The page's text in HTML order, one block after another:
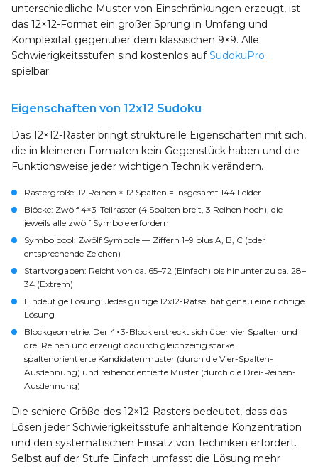
unterschiedliche Muster von Einschränkungen erzeugt, ist
das 12×12-Format ein großer Sprung in Umfang und
Komplexität gegenüber dem klassischen 9×9. Alle
Schwierigkeitsstufen sind kostenlos aufSudokuPro
spielbar.
Eigenschaften von 12x12 Sudoku
Das 12×12-Raster bringt strukturelle Eigenschaften mit sich,
die in kleineren Formaten kein Gegenstück haben und die
Funktionsweise jeder wichtigen Technik verändern.
Rastergröße: 12 Reihen × 12 Spalten = insgesamt 144 Felder
Blöcke: Zwölf 4×3-Teilraster (4 Spalten breit, 3 Reihen hoch), die
jeweils alle zwölf Symbole erfordern
Symbolpool: Zwölf Symbole — Ziffern 1–9 plus A, B, C (oder
entsprechende Zeichen)
Startvorgaben: Reicht von ca. 65–72 (Einfach) bis hinunter zu ca. 28–
34 (Extrem)
Eindeutige Lösung: Jedes gültige 12x12-Rätsel hat genau eine richtige
Lösung
Blockgeometrie: Der 4×3-Block erstreckt sich über vier Spalten und
drei Reihen und erzeugt dadurch gleichzeitig starke
spaltenorientierte Kandidatenmuster (durch die Vier-Spalten-
Ausdehnung) und reihenorientierte Muster (durch die Drei-Reihen-
Ausdehnung)
Die schiere Größe des 12×12-Rasters bedeutet, dass das
Lösen jeder Schwierigkeitsstufe anhaltende Konzentration
und den systematischen Einsatz von Techniken erfordert.
Selbst auf der Stufe Einfach umfasst die Lösung mehr